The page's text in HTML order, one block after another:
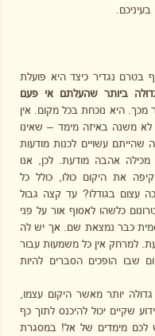
בטרם נגדיר כיצד היא פועלת
ביותר שהעלתם אי פעם
מכך. היא נוכחת בכל מקום. אין
משנה באיזה מימד – שאינו
עשויים לכנות מודעות
אהבה מודעת. לכן, אנו
את היקום כולו, כולל כל
עצום בגודלו? עד קצה גבול
כלשהו לאסוף אור על פני
כבר נמצאת שם. אך יש לה
למרחק אין כל משמעות עבור
שבו הופכים הסברים להיות
יותר מאשר היקום עצמו,
שקיים יכול להיכנס לתוך כף
לכם מימדים של אל! במסגרת